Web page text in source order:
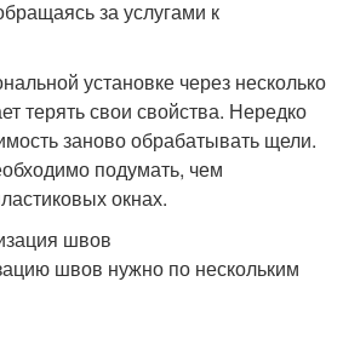
за услугами к
установке через несколько
терять свои свойства. Нередко
заново обрабатывать щели.
подумать, чем
окнах.
швов
швов нужно по нескольким